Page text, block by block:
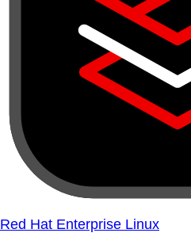
Red Hat Enterprise Linux